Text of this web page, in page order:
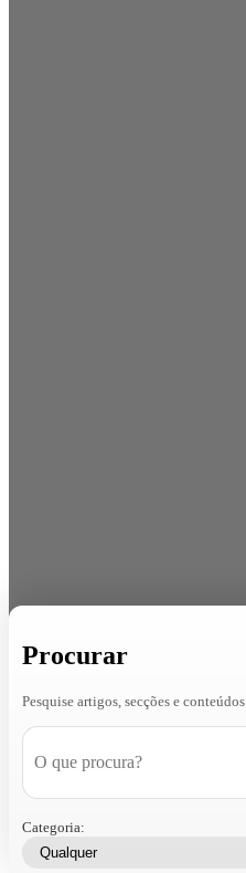
Procurar
Pesquise artigos, secções e conteúdos
Categoria: